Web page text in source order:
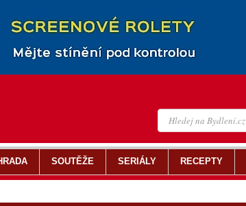
SOUTĚŽE SERIÁLY RECEPTY